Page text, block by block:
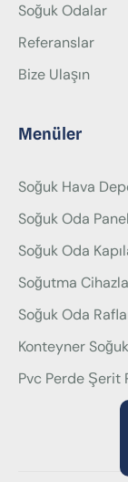
Soğuk Odalar
Referanslar
Bize Ulaşın
Menüler
Soğuk Hava
Soğuk Oda
Soğuk Oda
Soğutma
Soğuk Oda
Konteyner
Pvc Perde Şerit